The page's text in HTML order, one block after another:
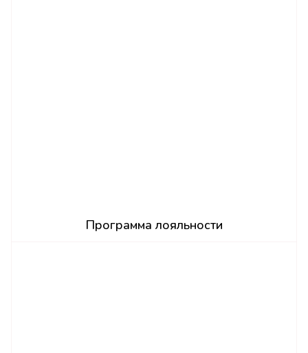
Программа лояльности